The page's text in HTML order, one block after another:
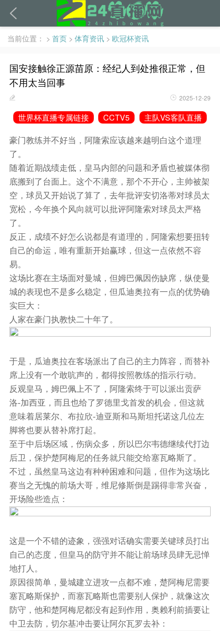
当前位置： > 首页 > 体育资讯 > 欧冠杯资讯
国安接触徐正源苗原：经纪人到处推很正常，但
不用太当回事
2025-12-29
世界杯直播专属链接 CCTV5 主队VS客队直播
豪门教练并不好当，阿隆索应该越来越明白这个道理
了。
随着近期战绩走低，皇马内部的问题和矛盾也被媒体彻
底搬到了台面上。这个不满意，那个不开心，主帅被架
空，球员又开始说了算了，去年批评安切洛蒂对球员太
宽松，今年换个风向就可以批评阿隆索对球员太严格
了。
反正，成绩不好怎么说都是有道理的，阿隆索想要扭转
自己的命运，唯有重新开始赢球，但这一点依然不容
易。
这场比赛在主场面对曼城，但姆巴佩因伤缺席，纵使曼
城的表现也不是多么稳定，但 瓜迪奥拉有一点的优势确
实巨大：
人家在豪门执教快二十年了。
于是，瓜迪奥拉在客场派出了自己的主力阵容，而替补
席上没有一个敢吭声的，都得按照教练的指示行动。
反观皇马，姆巴佩上不了，阿隆索终于可以派出贡萨
洛-加西亚，而且也给了罗德里戈首发的机会，但这就
意味着居莱尔、布拉欣-迪亚斯和马斯坦托诺这几位左
脚将也要从替补席打起。
至于中后场区域，伤病众多，所以巴尔韦德继续代打边
后卫，保护楚阿梅尼的任务就只能交给塞瓦略斯了。
不过，虽然皇马这边有种种困难和问题，但作为这场比
赛当之无愧的前场大哥，维尼修斯倒是踢得非常兴奋，
开场险些造点：
这是一个不错的迹象，强强对话确实需要关键球员打出
自己的态度，但皇马的防守并不能让前场球员肆无忌惮
地打人。
原因很简单，曼城建立进攻一点都不难，楚阿梅尼需要
塞瓦略斯保护，而塞瓦略斯也需要别人保护，就像这次
防守，他和楚阿梅尼都没有起到作用，奥赖利前插要让
中卫去防，切尔基冲击要让阿尔瓦罗去补：